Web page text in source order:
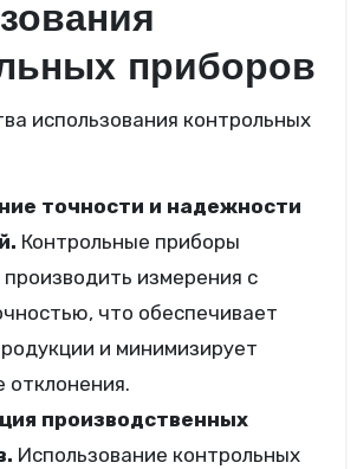
приборов
точности и надежности
Контрольные приборы
измерения с
что обеспечивает
и минимизирует
производственных
Использование контрольных